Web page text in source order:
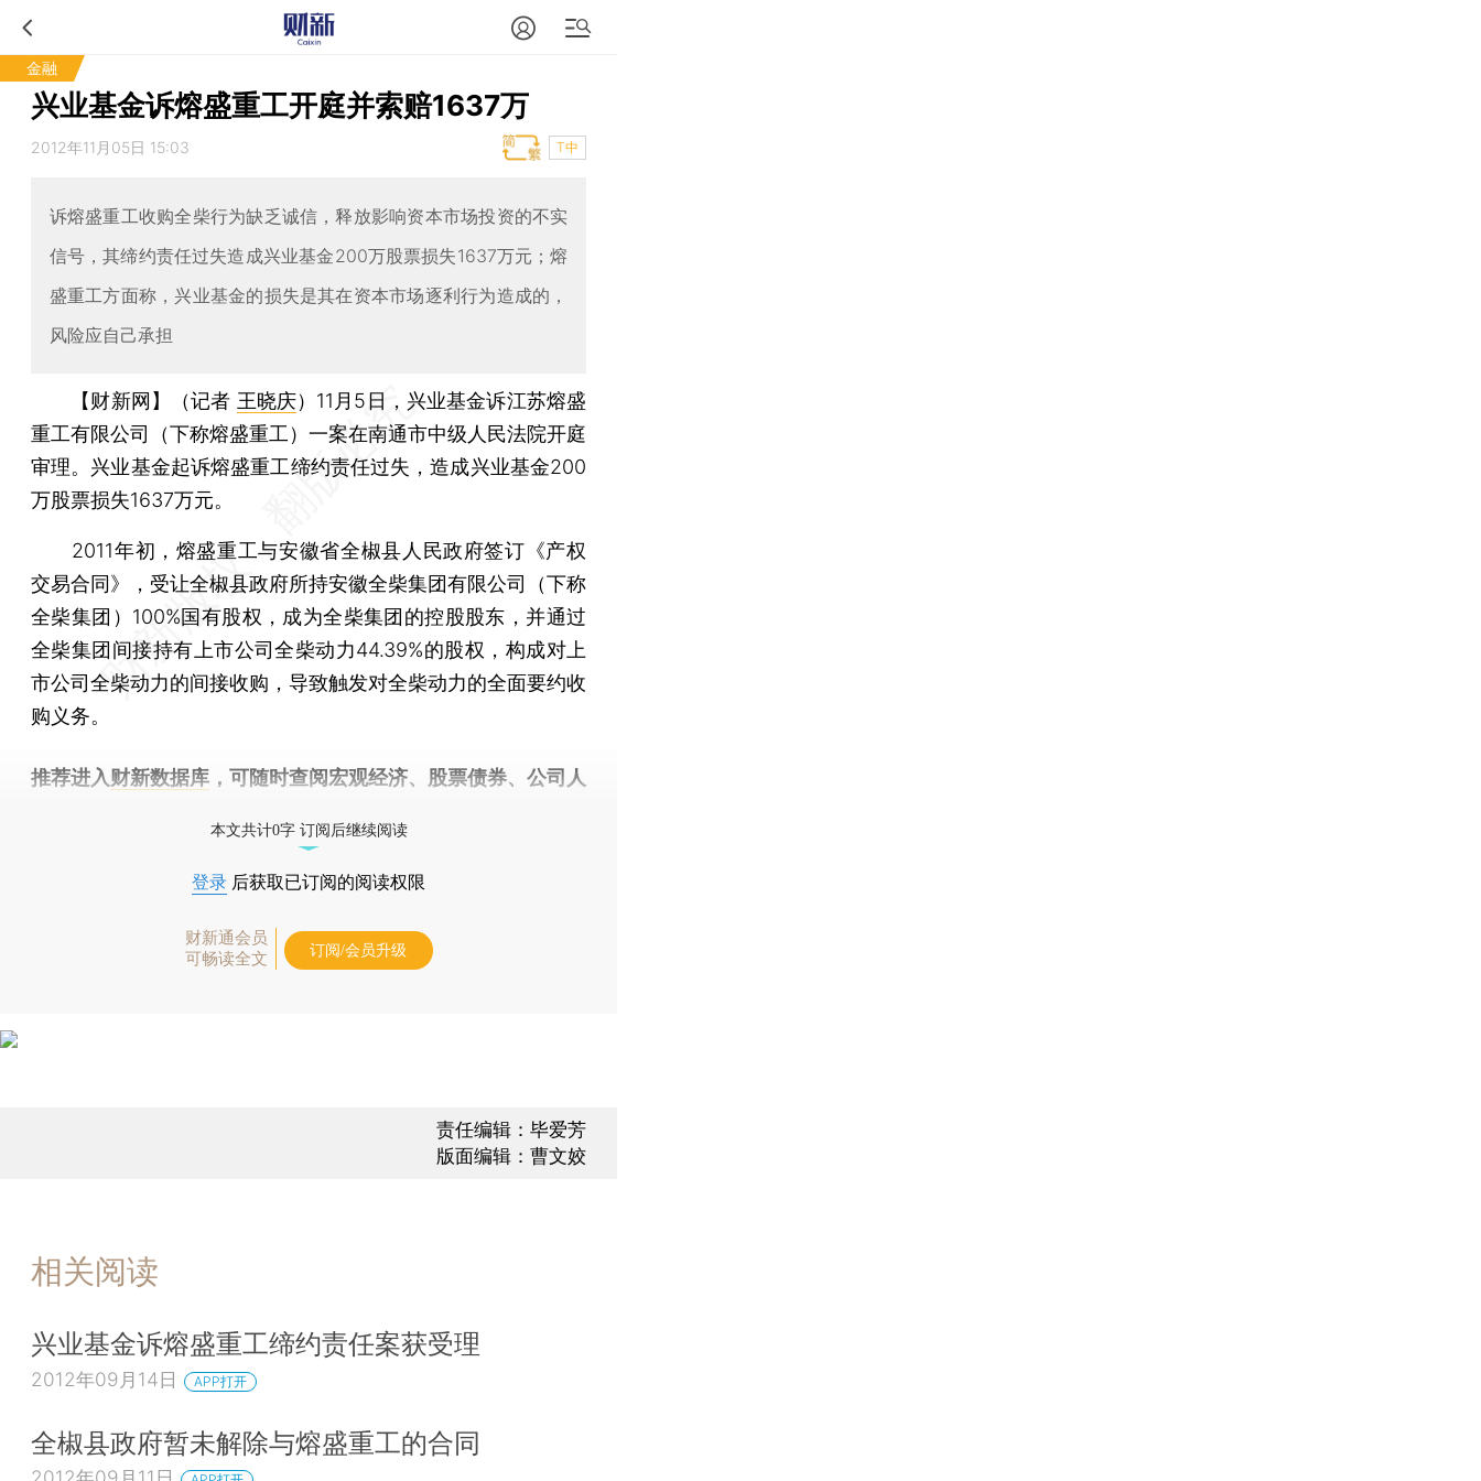
金融
兴业基金诉熔盛重工开庭并索赔1637万
2012年11月05日 15:03 T中
诉熔盛重工收购全柴行为缺乏诚信，释放影响资本市场投资的不实
信号，其缔约责任过失造成兴业基金200万股票损失1637万元；熔
盛重工方面称，兴业基金的损失是其在资本市场逐利行为造成的，
风险应自己承担
【财新网】（记者 王晓庆） 11月5日，兴业基金诉江苏熔盛
重工有限公司（下称熔盛重工）一案在南通市中级人民法院开庭
审理。兴业基金起诉熔盛重工缔约责任过失，造成兴业基金200
万股票损失1637万元。
2011年初，熔盛重工与安徽省全椒县人民政府签订《产权
交易合同》，受让全椒县政府所持安徽全柴集团有限公司（下称
全柴集团）100%国有股权，成为全柴集团的控股股东，并通过
全柴集团间接持有上市公司全柴动力44.39%的股权，构成对上
市公司全柴动力的间接收购，导致触发对全柴动力的全面要约收
购义务。
推荐进入财新数据库 ，可随时查阅宏观经济、股票债券、公司人
本文共计0字 订阅后继续阅读
登录 后获取已订阅的阅读权限
财新通会员
可畅读全文
订阅/会员升级
责任编辑：毕爱芳
版面编辑：曹文姣
相关阅读
兴业基金诉熔盛重工缔约责任案获受理
2012年09月14日 APP打开
全椒县政府暂未解除与熔盛重工的合同